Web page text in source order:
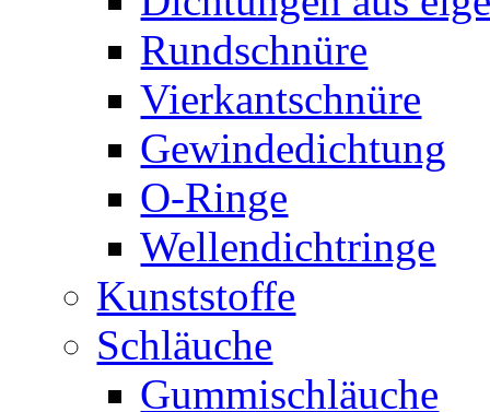
Rundschnüre
Vierkantschnüre
Gewindedichtung
O-Ringe
Wellendichtringe
Kunststoffe
Schläuche
Gummischläuche